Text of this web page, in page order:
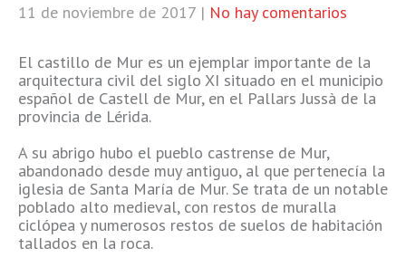
11 de noviembre de 2017 | No hay comentarios
El castillo de Mur es un ejemplar importante de la
arquitectura civil del siglo XI situado en el municipio
español de Castell de Mur, en el Pallars Jussà de la
provincia de Lérida.
A su abrigo hubo el pueblo castrense de Mur,
abandonado desde muy antiguo, al que pertenecía la
iglesia de Santa María de Mur. Se trata de un notable
poblado alto medieval, con restos de muralla
ciclópea y numerosos restos de suelos de habitación
tallados en la roca.